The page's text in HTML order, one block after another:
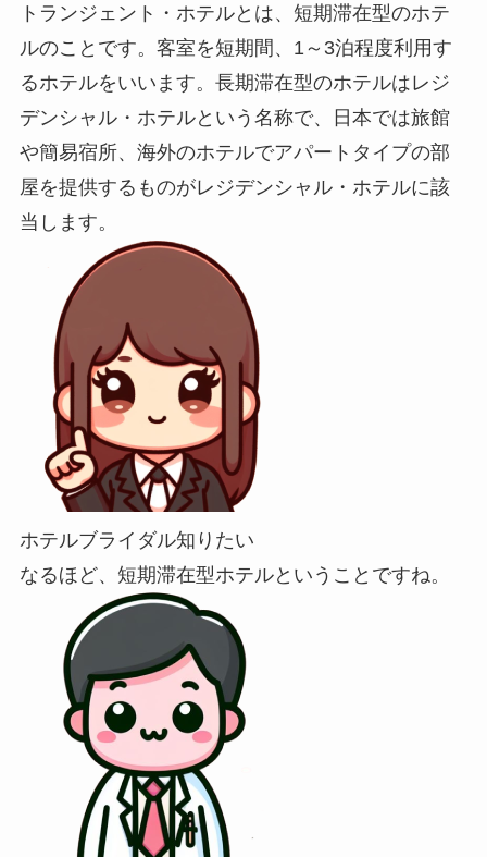
トランジェント・ホテルとは、短期滞在型のホテ
ルのことです。客室を短期間、1～3泊程度利用す
るホテルをいいます。長期滞在型のホテルはレジ
デンシャル・ホテルという名称で、日本では旅館
や簡易宿所、海外のホテルでアパートタイプの部
屋を提供するものがレジデンシャル・ホテルに該
当します。
ホテルブライダル知りたい
なるほど、短期滞在型ホテルということですね。